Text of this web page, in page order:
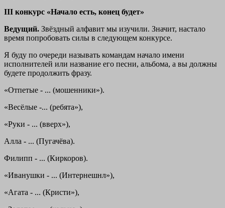
III конкурс «Начало есть, конец будет»
Ведущий. Звёздный алфавит мы изучили. Значит, настало
время попробовать силы в следующем конкурсе.
Я буду по очереди называть командам начало имени
исполнителей или название его песни, альбома, а вы должны
будете продолжить фразу.
«Отпетые - ... (мошенники»).
«Весёлые -... (ребята»),
«Руки - ... (вверх»),
Алла - ... (Пугачёва).
Филипп - ... (Киркоров).
«Иванушки - ... (Интернешнл»),
«Агата - ... (Кристи»),